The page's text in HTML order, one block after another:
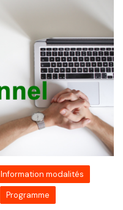
Information modalités
Programme